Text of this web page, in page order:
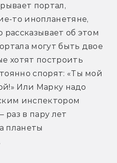
портал,
то инопланетяне,
рассказывает об этом
могут быть двое
хотят построить
спорят: «Ты мой
Или Марку надо
инспектором
раз в пару лет
планеты